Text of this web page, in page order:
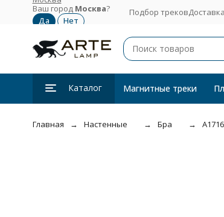
Ваш город Москва? Подбор треков
Каталог Магнитные треки
Главная Настенные Бра